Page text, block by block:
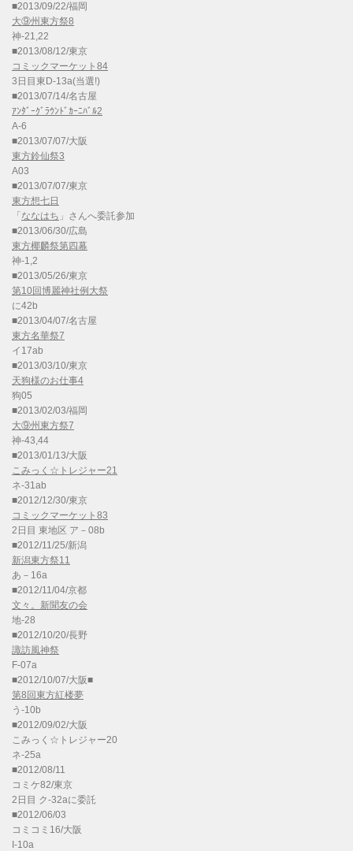
■2013/09/22/福岡
大⑨州東方祭8
神-21,22
■2013/08/12/東京
コミックマーケット84
3日目東D-13a(当選!)
■2013/07/14/名古屋
ｱﾝﾀﾞｰｸﾞﾗｳﾝﾄﾞｶｰﾆﾊﾞﾙ2
A-6
■2013/07/07/大阪
東方鈴仙祭3
A03
■2013/07/07/東京
東方想七日
「 ななはち 」さんへ委託参加
■2013/06/30/広島
東方椰麟祭第四幕
神-1,2
■2013/05/26/東京
第10回博麗神社例大祭
に42b
■2013/04/07/名古屋
東方名華祭7
イ17ab
■2013/03/10/東京
天狗様のお仕事4
狗05
■2013/02/03/福岡
大⑨州東方祭7
神-43,44
■2013/01/13/大阪
こみっく☆トレジャー21
ネ-31ab
■2012/12/30/東京
コミックマーケット83
2日目 東地区 ア－08b
■2012/11/25/新潟
新潟東方祭11
あ－16a
■2012/11/04/京都
文々。新聞友の会
地-28
■2012/10/20/長野
諏訪風神祭
F-07a
■2012/10/07/大阪■
第8回東方紅楼夢
う-10b
■2012/09/02/大阪
こみっく☆トレジャー20
ネ-25a
■2012/08/11
コミケ82/東京
2日目 ク-32aに委託
■2012/06/03
コミコミ16/大阪
I-10a